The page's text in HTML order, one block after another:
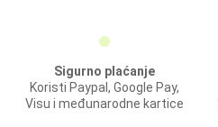
Sigurno plaćanje
Koristi Paypal, Google Pay,
Visu i međunarodne kartice